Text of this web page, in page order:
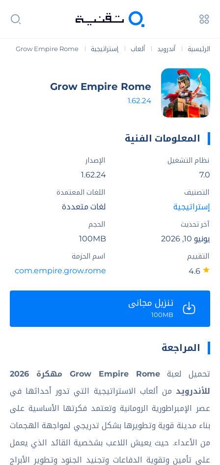
الرئيسية | أندرويد | ألعاب | إستراتيجية |
Grow Empire Rome
Grow Empire Rome
1.62.24
المعلومات الفنية
نظام التشغيل
7.0
الإصدار
1.62.24
التصنيف
إستراتيجية
اللغات المعتمدة
لغات متعددة
آخر تحديث
يونيو 10, 2026
الحجم
100MB
التقييم اسم الحزمة
com.empire.grow.rome
تنزيل مجاني
100MB
المراجعة
تحميل لعبة
Grow Empire Rome مهكرة 2026
للأندرويد من ألعاب الاستراتيجية التي تدور أحداثها في
عصر الإمبراطورية الرومانية وتعتمد فكرتها الأساسية على
بناء مدينة قوية وتطويرها بشكل تدريجي لمواجهة الهجمات
من الأعداء. حيث يعيش اللاعب بشخصية القائد الذي يعمل
على تأمين وتقوية الدفاعات وتجنيد الجنود وتطوير الأبراج